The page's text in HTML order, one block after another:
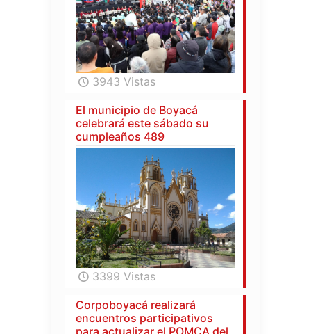
3943 Vistas
El municipio de Boyacá
celebrará este sábado su
cumpleaños 489
3399 Vistas
Corpoboyacá realizará
encuentros participativos
para actualizar el POMCA del